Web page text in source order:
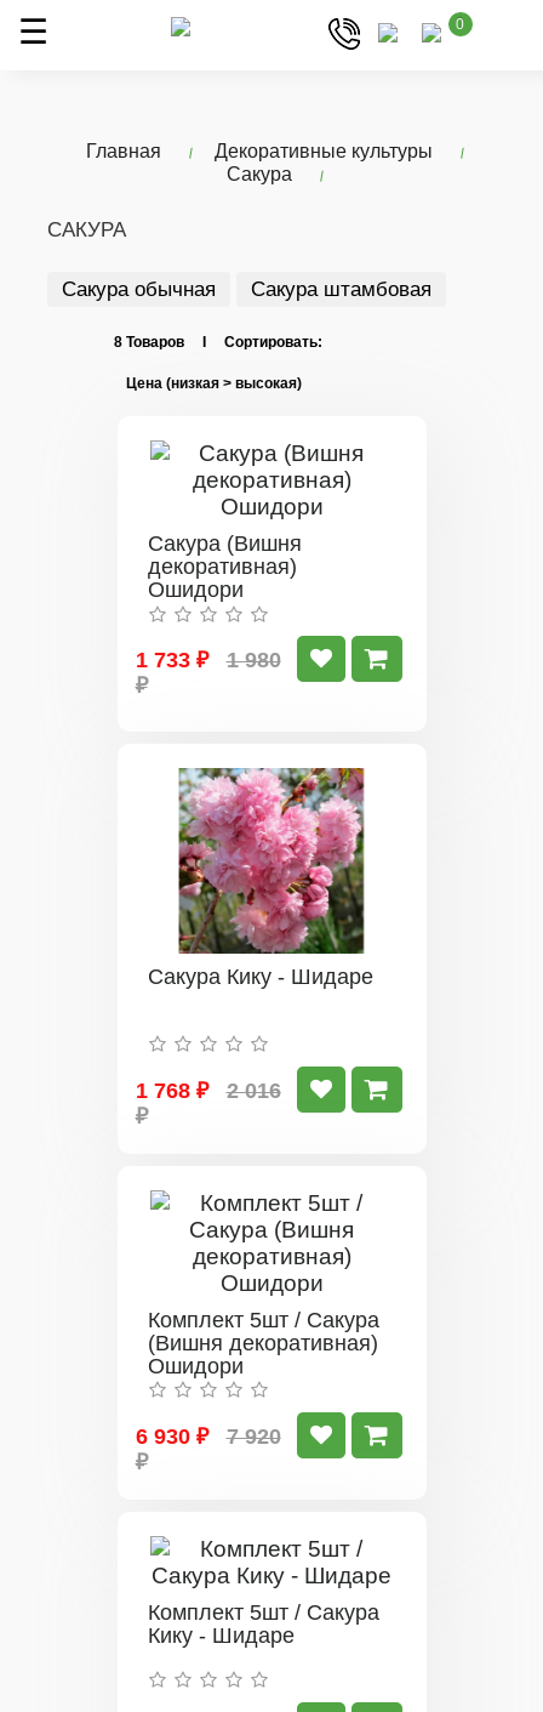
0
Главная
Декоративные культуры
Сакура
САКУРА
Сакура обычная Сакура штамбовая
8 Товаров I Сортировать:
Сакура (Вишня
декоративная)
Ошидори
1 733 ₽
1 980
₽
Сакура Кику - Шидаре
1 768 ₽
2 016
₽
Комплект 5шт / Сакура
(Вишня декоративная)
Ошидори
6 930 ₽
7 920
₽
Комплект 5шт / Сакура
Кику - Шидаре